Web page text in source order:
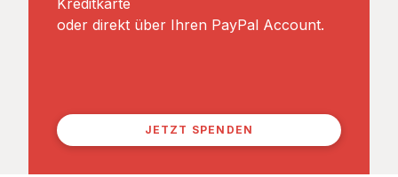
Kreditkarte
oder direkt über Ihren PayPal Account.
JETZT SPENDEN